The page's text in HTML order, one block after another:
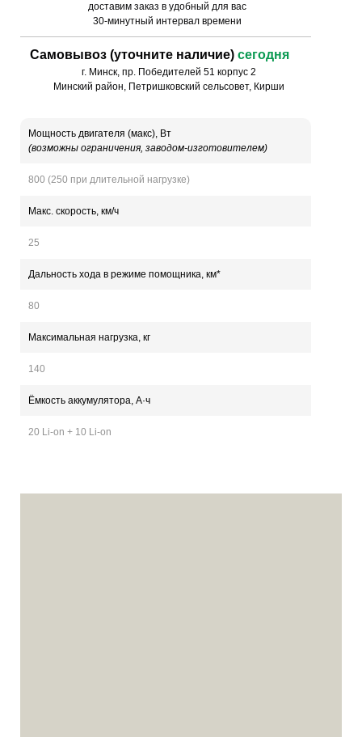
Мощность двигателя (макс), Вт
(возможны ограничения, заводом-изготовителем)
800 (250 при длительной нагрузке)
Макс. скорость, км/ч
25
Дальность хода в режиме помощника, км*
80
Максимальная нагрузка, кг
140
Ёмкость аккумулятора, А·ч
20 Li-on + 10 Li-on
г. Минск, пр. Победителей 51 корпус 2
Минский район, Петришковский сельсовет, Кирши
Самовывоз (уточните наличие) сегодня
доставим заказ в удобный для вас
30-минутный интервал времени